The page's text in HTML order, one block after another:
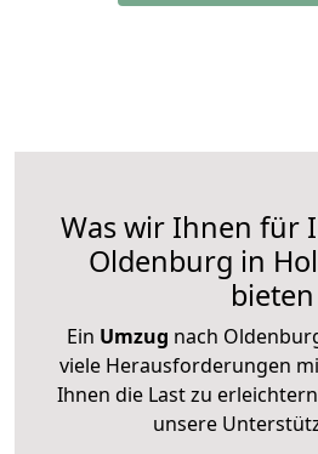
Was wir Ihnen für
Oldenburg in
bieten
Ein Umzug nach
viele Herausforderungen
Ihnen die Last zu
unsere